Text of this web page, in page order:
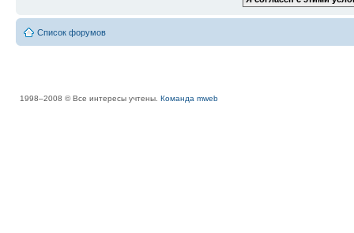
Список форумов
1998–2008 © Все интересы учтены. Команда mweb